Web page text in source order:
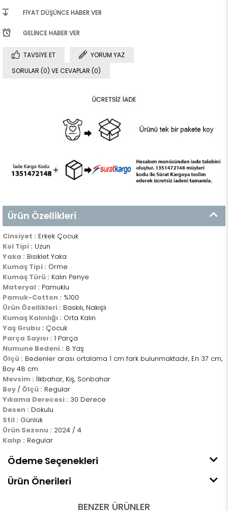
FIYAT DÜŞÜNCE HABER VER
GELINCE HABER VER
TAVSIYE ET
YORUM YAZ
SORULAR (0) VE CEVAPLAR (0)
Ürün Özellikleri
Cinsiyet : Erkek Çocuk
Kol Tipi : Uzun
Yaka : Bisiklet Yaka
Kumaş Tipi : Örme
Kumaş Türü : Kalın Penye
Materyal : Pamuklu
Pamuk-Cotton : %100
Ürün Özellikleri : Baskılı, Nakışlı
Kumaş Kalınlığı : Orta Kalın
Yaş Grubu : Çocuk
Parça Sayısı : 1 Parça
Numune Bedeni : 8 Yaş
Ölçü : Bedenler arası ortalama 1 cm fark bulunmaktadır, En 37 cm,
Boy 48 cm
Mevsim : İlkbahar, Kış, Sonbahar
Boy / Ölçü : Regular
Yıkama Derecesi : 30 Derece
Desen : Dokulu
Stil : Günlük
Ürün Sezonu : 2024 / 4
Kalıp : Regular
Ödeme Seçenekleri
Ürün Önerileri
BENZER ÜRÜNLER